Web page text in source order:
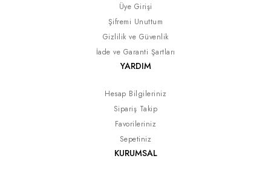
Üye Girişi
Şifremi Unuttum
Gizlilik ve Güvenlik
İade ve Garanti Şartları
YARDIM
Hesap Bilgileriniz
Sipariş Takip
Favorileriniz
Sepetiniz
KURUMSAL